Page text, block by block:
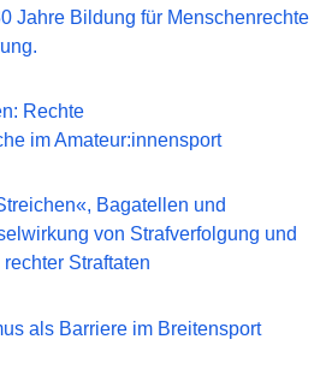
Jahre Bildung für Menschenrechte
Rechte
im Amateur:innensport
Bagatellen und
von Strafverfolgung und
Straftaten
als Barriere im Breitensport